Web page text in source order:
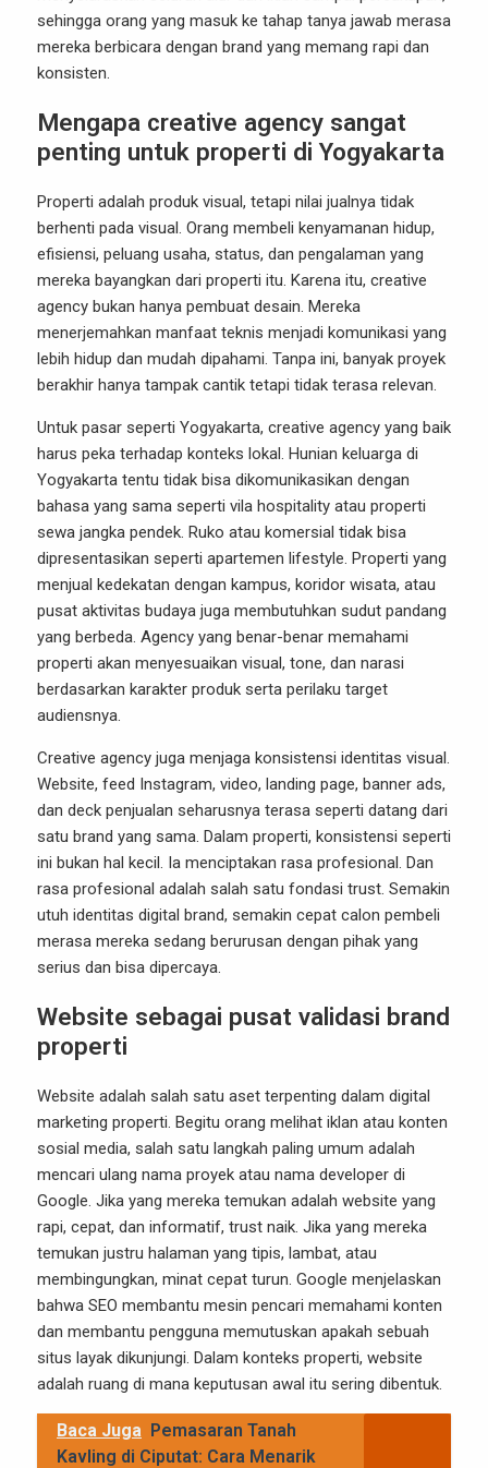
sehingga orang yang masuk ke tahap tanya jawab merasa
mereka berbicara dengan brand yang memang rapi dan
konsisten.
Mengapa creative agency sangat
penting untuk properti di Yogyakarta
Properti adalah produk visual, tetapi nilai jualnya tidak
berhenti pada visual. Orang membeli kenyamanan hidup,
efisiensi, peluang usaha, status, dan pengalaman yang
mereka bayangkan dari properti itu. Karena itu, creative
agency bukan hanya pembuat desain. Mereka
menerjemahkan manfaat teknis menjadi komunikasi yang
lebih hidup dan mudah dipahami. Tanpa ini, banyak proyek
berakhir hanya tampak cantik tetapi tidak terasa relevan.
Untuk pasar seperti Yogyakarta, creative agency yang baik
harus peka terhadap konteks lokal. Hunian keluarga di
Yogyakarta tentu tidak bisa dikomunikasikan dengan
bahasa yang sama seperti vila hospitality atau properti
sewa jangka pendek. Ruko atau komersial tidak bisa
dipresentasikan seperti apartemen lifestyle. Properti yang
menjual kedekatan dengan kampus, koridor wisata, atau
pusat aktivitas budaya juga membutuhkan sudut pandang
yang berbeda. Agency yang benar-benar memahami
properti akan menyesuaikan visual, tone, dan narasi
berdasarkan karakter produk serta perilaku target
audiensnya.
Creative agency juga menjaga konsistensi identitas visual.
Website, feed Instagram, video, landing page, banner ads,
dan deck penjualan seharusnya terasa seperti datang dari
satu brand yang sama. Dalam properti, konsistensi seperti
ini bukan hal kecil. Ia menciptakan rasa profesional. Dan
rasa profesional adalah salah satu fondasi trust. Semakin
utuh identitas digital brand, semakin cepat calon pembeli
merasa mereka sedang berurusan dengan pihak yang
serius dan bisa dipercaya.
Website sebagai pusat validasi brand
properti
Website adalah salah satu aset terpenting dalam digital
marketing properti. Begitu orang melihat iklan atau konten
sosial media, salah satu langkah paling umum adalah
mencari ulang nama proyek atau nama developer di
Google. Jika yang mereka temukan adalah website yang
rapi, cepat, dan informatif, trust naik. Jika yang mereka
temukan justru halaman yang tipis, lambat, atau
membingungkan, minat cepat turun. Google menjelaskan
bahwa SEO membantu mesin pencari memahami konten
dan membantu pengguna memutuskan apakah sebuah
situs layak dikunjungi. Dalam konteks properti, website
adalah ruang di mana keputusan awal itu sering dibentuk.
Baca Juga Pemasaran Tanah
Kavling di Ciputat: Cara Menarik